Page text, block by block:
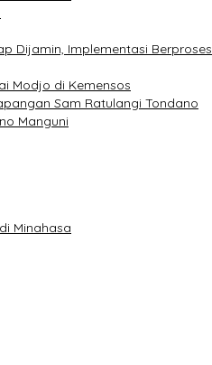
Dijamin, Implementasi Berproses
Modjo di Kemensos
Sam Ratulangi Tondano
Manguni
Minahasa